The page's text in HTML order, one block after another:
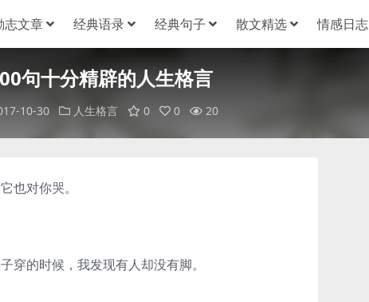
志文章 经典语录 经典句子 散文精选 情感日志
句十分精辟的人生格言
10-30 人生格言 0 0 20
也对你哭。
穿的时候，我发现有人却没有脚。